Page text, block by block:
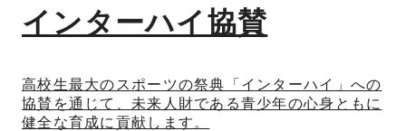
インターハイ協賛
高校生最大のスポーツの祭典「インターハイ」への
協賛を通じて、未来人財である青少年の心身ともに
健全な育成に貢献します。